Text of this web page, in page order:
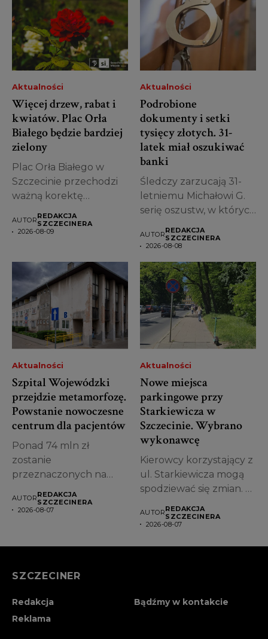
Aktualności
Więcej drzew, rabat i
kwiatów. Plac Orła
Białego będzie bardziej
zielony
Plac Orła Białego w
Szczecinie przechodzi
ważną korektę
zdecydowało, że...
AUTORREDAKCJA
SZCZECINERA
2026-08-09
Aktualności
Podrobione
dokumenty i setki
tysięcy złotych. 31-
latek miał oszukiwać
banki
Śledczy zarzucają 31-
letniemu Michałowi G.
serię oszustw, w których
AUTORREDAKCJA
SZCZECINERA
2026-08-08
Aktualności
Szpital Wojewódzki
przejdzie metamorfozę.
Powstanie nowoczesne
centrum dla pacjentów
Ponad 74 mln zł
zostanie
przeznaczonych na
najstarszych obiektów...
AUTORREDAKCJA
SZCZECINERA
2026-08-07
Aktualności
Nowe miejsca
parkingowe przy
Starkiewicza w
Szczecinie. Wybrano
wykonawcę
Kierowcy korzystający z
ul. Starkiewicza mogą
spodziewać się zmian. W
AUTORREDAKCJA
SZCZECINERA
2026-08-07
SZCZECINER
Redakcja
Bądźmy w kontakcie
Reklama